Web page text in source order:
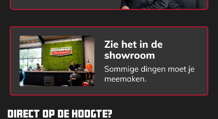
Direct op de hoogte?